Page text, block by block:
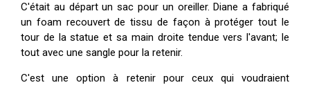
C'était au départ un sac pour un oreiller. Diane a fabriqué
un foam recouvert de tissu de façon à protéger tout le
tour de la statue et sa main droite tendue vers l'avant; le
tout avec une sangle pour la retenir.
C'est une option à retenir pour ceux qui voudraient